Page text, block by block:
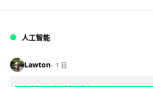
人工智能
Lawton 1 日